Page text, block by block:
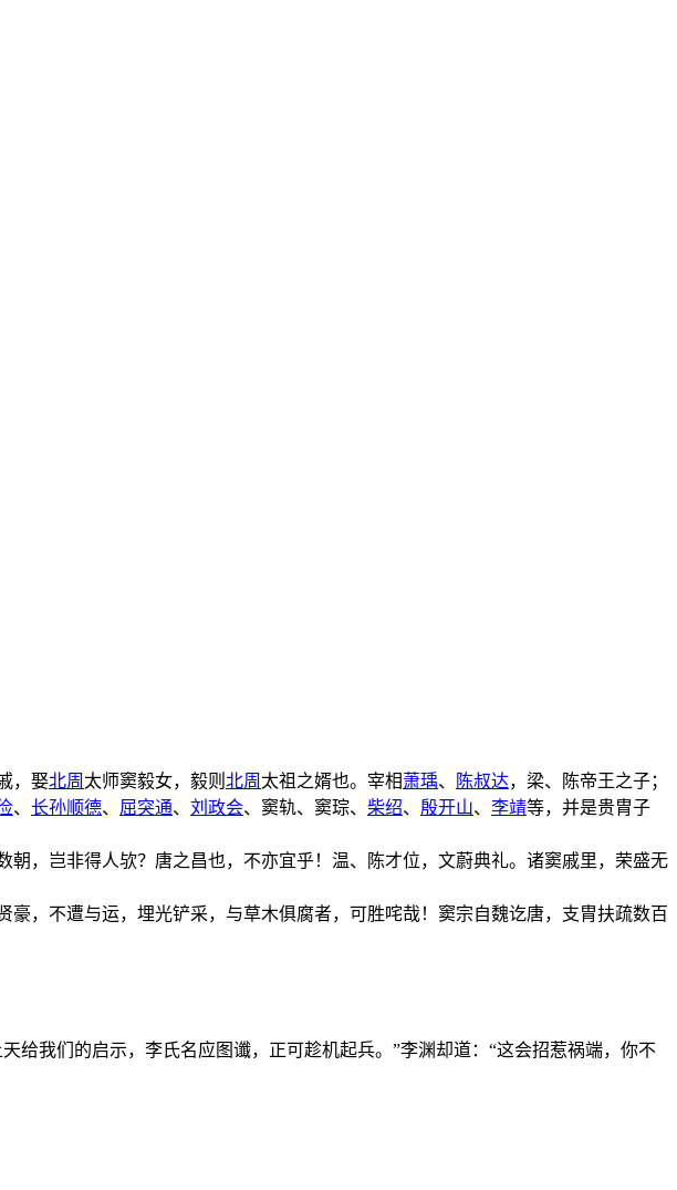
，娶北周 太师窦毅女，毅则 北周 太祖之婿也。宰相萧瑀、 陈叔达，梁、陈帝王之子；
、 长孙顺德、 屈突通、 刘政会、窦轨、窦琮、 柴绍、 殷开山、 李靖等，并是贵胄子
，岂非得人欤？唐之昌也，不亦宜乎！温、陈才位，文蔚典礼。诸窦戚里，荣盛无
，不遭与运，埋光铲采，与草木俱腐者，可胜咤哉！窦宗自魏讫唐，支胄扶疏数百
给我们的启示，李氏名应图谶，正可趁机起兵。”李渊却道：“这会招惹祸端，你不